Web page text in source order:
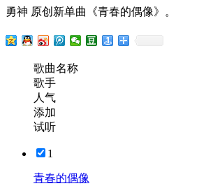
勇神 原创新单曲《青春的偶像》。
歌曲名称
歌手
人气
添加
试听
1
青春的偶像